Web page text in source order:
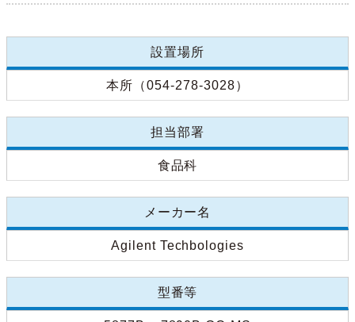
設置場所
本所（054-278-3028）
担当部署
食品科
メーカー名
Agilent Techbologies
型番等